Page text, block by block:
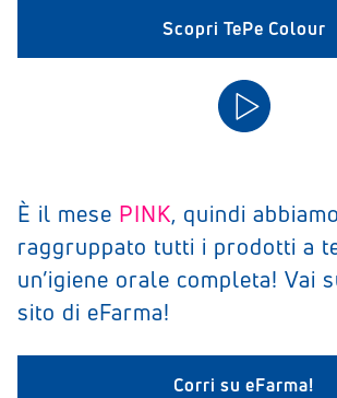
Scopri TePe Colour
È il mese PINK, quindi abbiamo
raggruppato tutti i prodotti a
un’igiene orale completa! Vai
sito di eFarma!
Corri su eFarma!